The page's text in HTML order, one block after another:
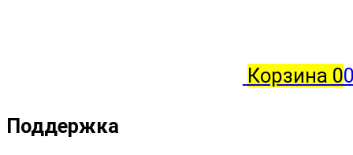
Корзина 0
Поддержка